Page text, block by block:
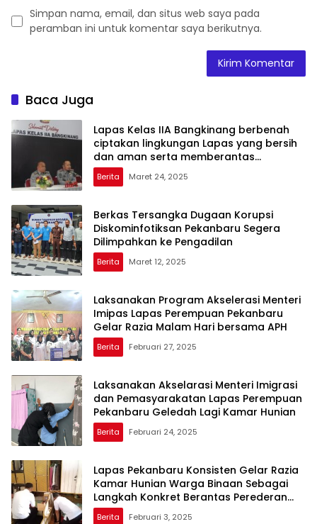
Simpan nama, email, dan situs web saya pada
peramban ini untuk komentar saya berikutnya.
Baca Juga
Lapas Kelas IIA Bangkinang berbenah
ciptakan lingkungan Lapas yang bersih
dan aman serta memberantas
Handphone, pungutan liar dan narkoba
(Halinar).
Berita Maret 24, 2025
Berkas Tersangka Dugaan Korupsi
Diskominfotiksan Pekanbaru Segera
Dilimpahkan ke Pengadilan
Berita Maret 12, 2025
Laksanakan Program Akselerasi Menteri
Imipas Lapas Perempuan Pekanbaru
Gelar Razia Malam Hari bersama APH
Berita Februari 27, 2025
Laksanakan Akselarasi Menteri Imigrasi
dan Pemasyarakatan Lapas Perempuan
Pekanbaru Geledah Lagi Kamar Hunian
Berita Februari 24, 2025
Lapas Pekanbaru Konsisten Gelar Razia
Kamar Hunian Warga Binaan Sebagai
Langkah Konkret Berantas Perederan
Narkoba dan Modus Penipuan
Berita Februari 3, 2025